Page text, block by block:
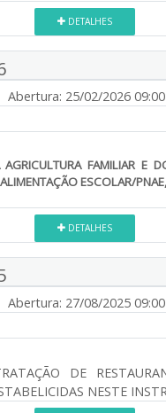
DETALHES
Abertura: 25/02/2026 09:00
FAMILIAR E
ESCOLAR/
DETALHES
Abertura: 27/08/2025 09:00
DE
NESTE